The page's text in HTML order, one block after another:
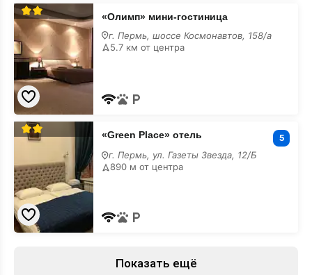
«Олимп»
мини-
гостиница
с
завтраком
«Олимп» мини-гостиница
г. Пермь, шоссе Космонавтов, 158/а
5.7 км от центра
«Green
Place»
завтраком
«Green Place» отель 5
г. Пермь, ул. Газеты Звезда, 12/Б
890 м от центра
Показать ещё